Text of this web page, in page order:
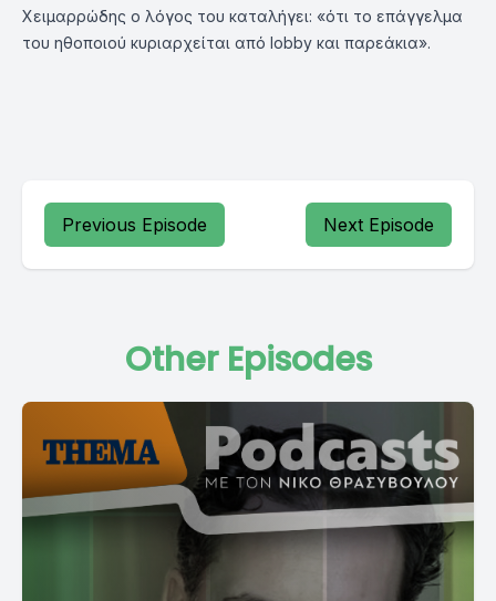
Χειμαρρώδης ο λόγος του καταλήγει: «ότι το επάγγελμα
του ηθοποιού κυριαρχείται από lobby και παρεάκια».
Previous Episode Next Episode
Other Episodes